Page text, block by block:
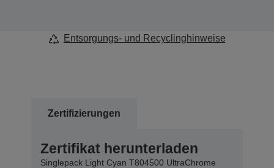
Entsorgungs- und Recyclinghinweise
Zertifizierungen
Zertifikat herunterladen
Singlepack Light Cyan T804500 UltraChrome